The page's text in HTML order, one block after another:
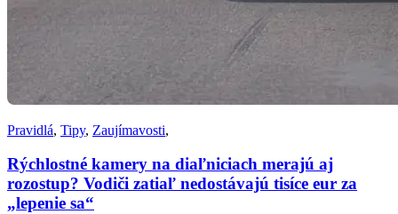
Pravidlá, Tipy, Zaujímavosti,
Rýchlostné kamery na diaľniciach merajú aj
rozostup? Vodiči zatiaľ nedostávajú tisíce eur za
„lepenie sa“